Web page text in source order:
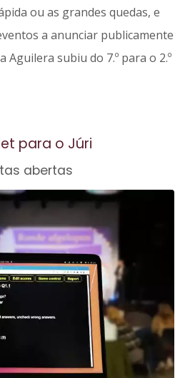
ou as grandes quedas, e
a anunciar publicamente
Aguilera subiu do 7.º para o 2.º
para o Júri
abertas